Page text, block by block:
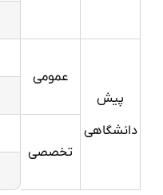
پیش
دانشگاهی
عمومی
تخصصی